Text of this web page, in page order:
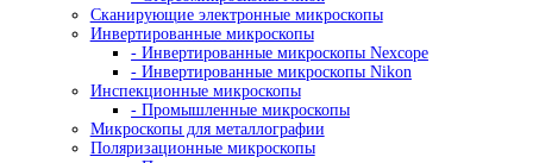
- Атомно-абсорбционные спектрометры
- Спектрометры с индуктивно-связанной
Аксессуары и комплектующие
Рентгенофлуоресцентные спектрометры
Испытательные машины
Гидравлические испытательные машины
Динамические испытательные машины